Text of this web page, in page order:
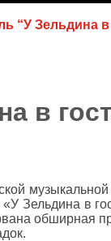
“У Зельдина в
в
Зельдина в
обширная